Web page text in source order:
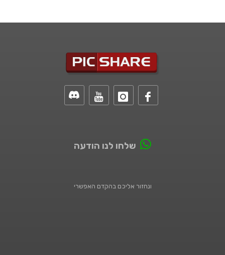
שלחו לנו הודעה
ונחזור אליכם בהקדם האפשרי